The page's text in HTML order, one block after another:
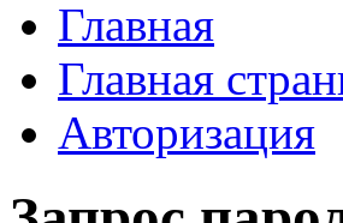
Главная
Главная
Авторизация